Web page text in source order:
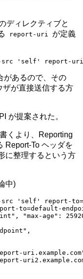
ディレクティブと
report-uri
が定義
'self' report-uri
があるので、その
ザが直接送信する方
が提案された。
くより、Reporting
Report-To ヘッダを
に整理するという方
中)
'self' report-
to=default-
"max-age":